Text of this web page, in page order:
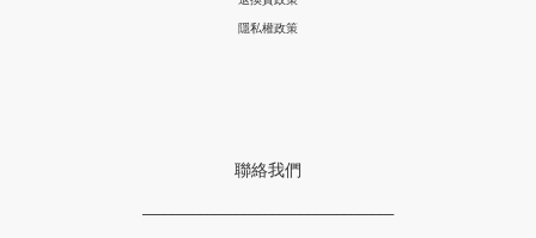
隱私權政策
聯絡我們